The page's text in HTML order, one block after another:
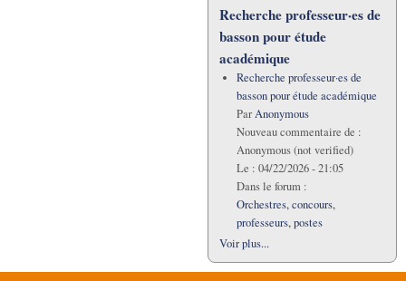
Recherche professeur·es de
basson pour étude
académique
Recherche professeur·es de
basson pour étude académique
ParAnonymous
Nouveau commentaire de :
Anonymous (not verified)
Le : 04/22/2026 - 21:05
Dans le forum :
Orchestres, concours,
professeurs, postes
Voir plus...